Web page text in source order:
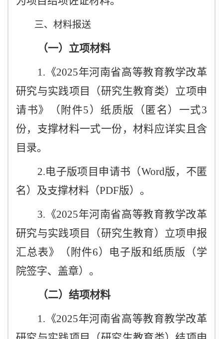
三、材料报送
（一）立项材料
1.《2025年河南省高等教育教学改革
研究与实践项目（研究生教育类）立项申
请书》（附件5）纸质版（匿名）一式3
份，支撑材料一式一份，材料应详实且含
目录。
2.电子版项目申请书（Word版，不匿
名）及支撑材料（PDF版）。
3.《2025年河南省高等教育教学改革
研究与实践项目（研究生教育）立项申报
汇总表》（附件6）电子版和纸质版（学
院签字、盖章）。
（二）结项材料
1.《2025年河南省高等教育教学改革